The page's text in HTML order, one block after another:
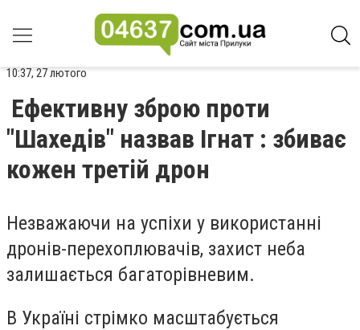
10:37, 27 лютого
Ефективну зброю проти
"Шахедів" назвав Ігнат : збиває
кожен третій дрон
Незважаючи на успіхи у використанні
дронів-перехоплювачів, захист неба
залишається багаторівневим.
В Україні стрімко масштабується